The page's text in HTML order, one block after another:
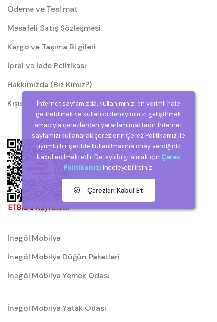
Ödeme ve Teslimat
Mesafeli Satış Sözleşmesi
Kargo ve Taşıma Bilgileri
İptal ve İade Politikası
Hakkımızda (Biz Kimiz?)
Kişisel Verilerin Korunması (KVKK)
İnegöl Mobilya
İnegöl Mobilya Düğün Paketleri
İnegöl Mobilya Yemek Odası
İnegöl Mobilya Yatak Odası
İnternet sayfamızda, kullanımınızı en verimli hale
getirebilmek ve kullanıcı deneyiminizi geliştirmek
amacıyla çerezlerden yararlanılmaktadır. İnternet
sayfamızı kullanarak çerezlerin Çerez Politikamız ile
uyumlu bir şekilde kullanılmasına onay verdiğiniz
kabul edilmektedir. Detaylı bilgi almak için Çerez
Politikamızı inceleyebilirsiniz.
Çerezleri Kabul Et